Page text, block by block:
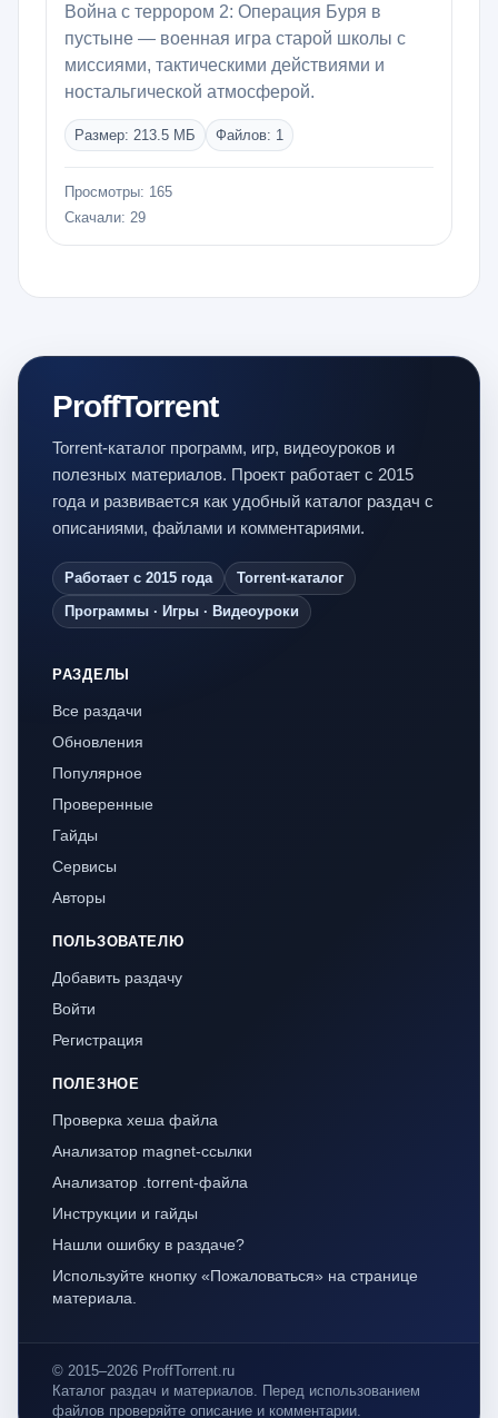
Война с террором 2: Операция Буря в
пустыне — военная игра старой школы с
миссиями, тактическими действиями и
ностальгической атмосферой.
Размер: 213.5 МБ Файлов: 1
Просмотры: 165
Скачали: 29
ProffTorrent
Torrent-каталог программ, игр, видеоуроков и
полезных материалов. Проект работает с 2015
года и развивается как удобный каталог раздач с
описаниями, файлами и комментариями.
Работает с 2015 года
Torrent-каталог
Программы · Игры · Видеоуроки
РАЗДЕЛЫ
Все раздачи
Обновления
Популярное
Проверенные
Гайды
Сервисы
Авторы
ПОЛЬЗОВАТЕЛЮ
Добавить раздачу
Войти
Регистрация
ПОЛЕЗНОЕ
Проверка хеша файла
Анализатор magnet-ссылки
Анализатор .torrent-файла
Инструкции и гайды
Нашли ошибку в раздаче?
Используйте кнопку «Пожаловаться» на странице
материала.
© 2015–2026 ProffTorrent.ru
Каталог раздач и материалов. Перед использованием
файлов проверяйте описание и комментарии.